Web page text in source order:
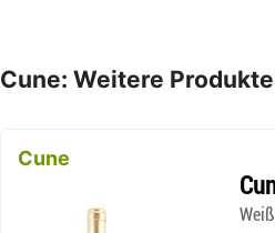
Cune: Weitere Produkte
Cune